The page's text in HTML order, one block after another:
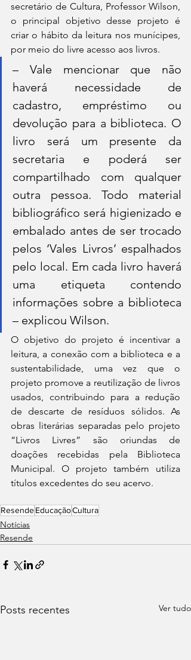
secretário de Cultura, Professor Wilson,
o principal objetivo desse projeto é
criar o hábito da leitura nos munícipes,
por meio do livre acesso aos livros.
– Vale mencionar que não
haverá necessidade de
cadastro, empréstimo ou
devolução para a biblioteca. O
livro será um presente da
secretaria e poderá ser
compartilhado com qualquer
outra pessoa. Todo material
bibliográfico será higienizado e
embalado antes de ser trocado
pelos ‘Vales Livros’ espalhados
pelo local. Em cada livro haverá
uma etiqueta contendo
informações sobre a biblioteca
– explicou Wilson.
O objetivo do projeto é incentivar a
leitura, a conexão com a biblioteca e a
sustentabilidade, uma vez que o
projeto promove a reutilização de livros
usados, contribuindo para a redução
de descarte de resíduos sólidos. As
obras literárias separadas pelo projeto
“Livros Livres” são oriundas de
doações recebidas pela Biblioteca
Municipal. O projeto também utiliza
títulos excedentes do seu acervo.
ResendeEducaçãoCultura
Notícias
Resende
Posts recentes Ver tudo